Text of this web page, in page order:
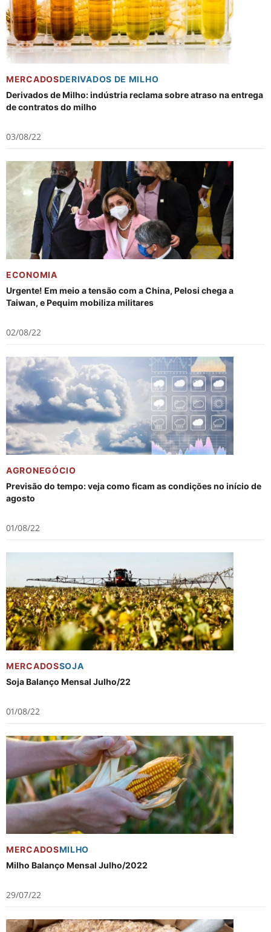
MERCADOSDERIVADOS DE MILHO
Derivados de Milho: indústria reclama sobre atraso na entrega
de contratos do milho
03/08/22
ECONOMIA
Urgente! Em meio a tensão com a China, Pelosi chega a
Taiwan, e Pequim mobiliza militares
02/08/22
AGRONEGÓCIO
Previsão do tempo: veja como ficam as condições no início de
agosto
01/08/22
MERCADOSSOJA
Soja Balanço Mensal Julho/22
01/08/22
MERCADOSMILHO
Milho Balanço Mensal Julho/2022
29/07/22